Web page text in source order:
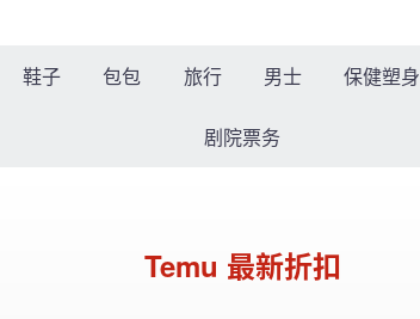
鞋子 包包 旅行 男士 保健塑身
剧院票务
Temu 最新折扣